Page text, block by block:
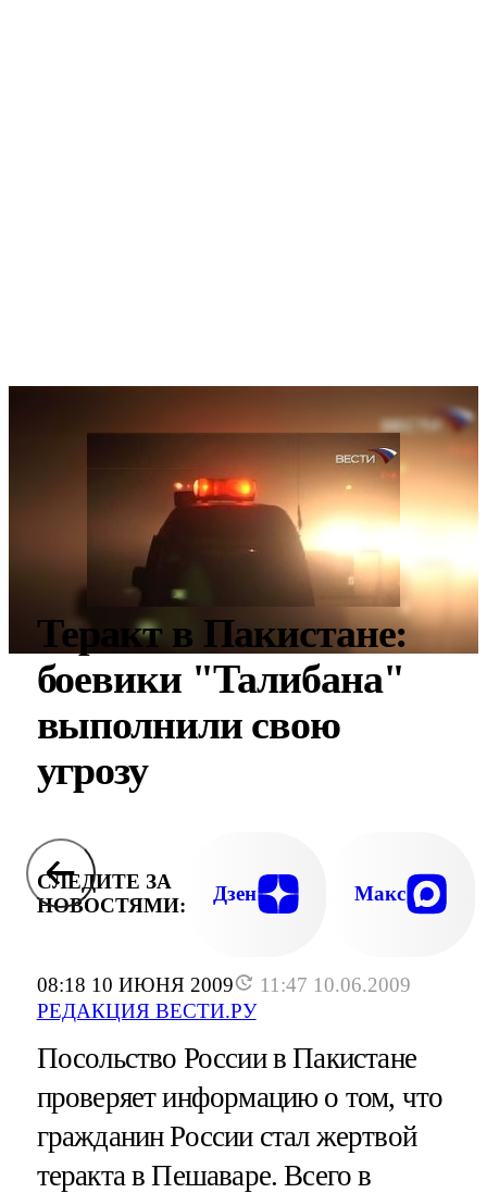
08:18 10 ИЮНЯ 2009
11:47 10.06.2009
РЕДАКЦИЯ ВЕСТИ.РУ
Теракт в Пакистане:
боевики "Талибана"
выполнили свою
угрозу
СЛЕДИТЕ ЗА
НОВОСТЯМИ:
Дзен Макс
Посольство России в Пакистане
проверяет информацию о том, что
гражданин России стал жертвой
теракта в Пешаваре. Всего в